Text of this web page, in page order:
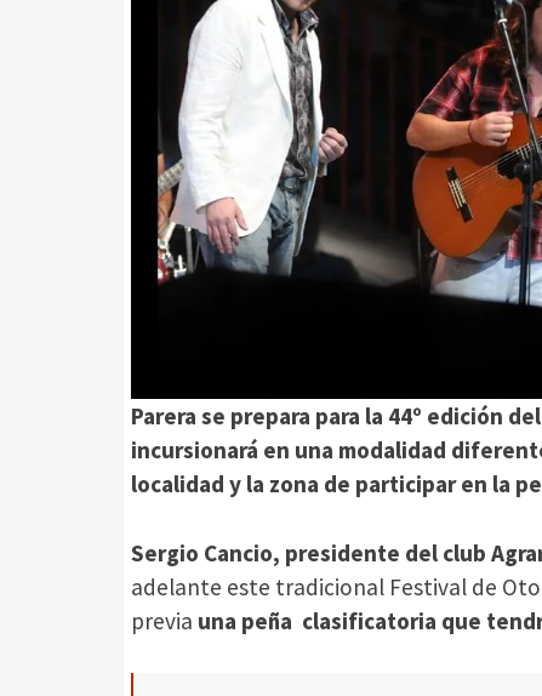
Parera se prepara para la 44º edición
incursionará en una modalidad
localidad y la zona de participar en la
Sergio Cancio, presidente del club
adelante este tradicional Festival de
previa una peña clasificatoria que